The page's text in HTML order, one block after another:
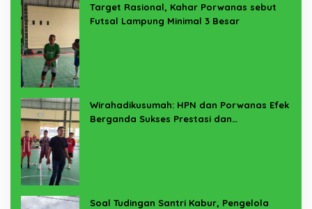
Target Rasional, Kahar Porwanas sebut
Futsal Lampung Minimal 3 Besar
Wirahadikusumah: HPN dan Porwanas Efek
Berganda Sukses Prestasi dan
Soal Tudingan Santri Kabur, Pengelola